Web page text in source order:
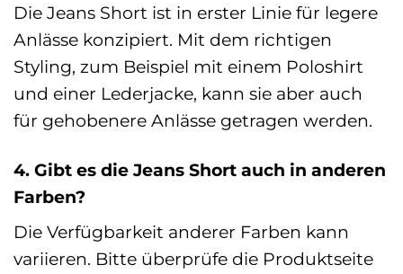
Die Jeans Short ist in erster Linie für legere
Anlässe konzipiert. Mit dem richtigen
Styling, zum Beispiel mit einem Poloshirt
und einer Lederjacke, kann sie aber auch
für gehobenere Anlässe getragen werden.
4. Gibt es die Jeans Short auch in anderen
Farben?
Die Verfügbarkeit anderer Farben kann
variieren. Bitte überprüfe die Produktseite